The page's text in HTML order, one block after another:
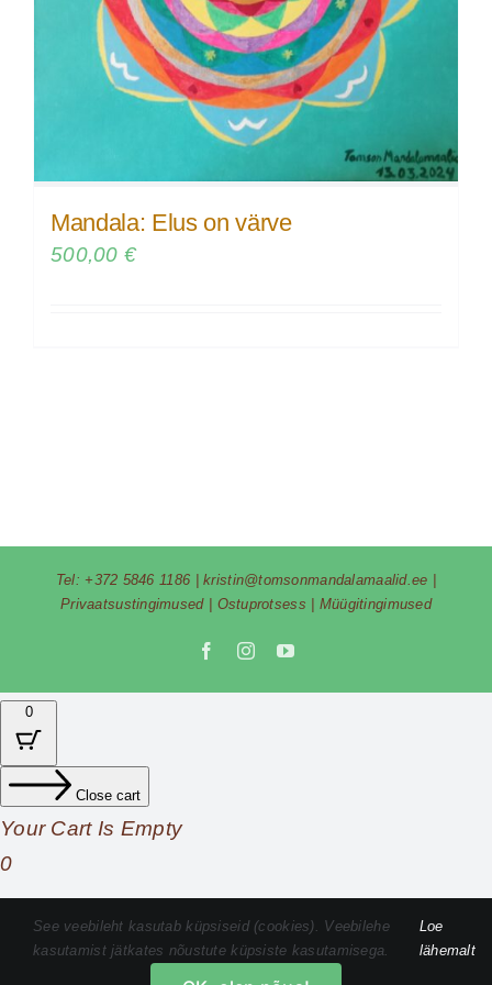
Mandala: Elus on värve
500,00 €
Tel: +372 5846 1186 |kristin@tomsonmandalamaalid.ee
Privaatsustingimused| Ostuprotsess Müügitingimused
FacebookInstagramYouTube
0
Close cart
Your Cart Is Empty
0
Check out our shop to see what's available
See veebileht kasutab küpsiseid (cookies). Veebilehe
kasutamist jätkates nõustute küpsiste kasutamisega.
Loe
lähemalt